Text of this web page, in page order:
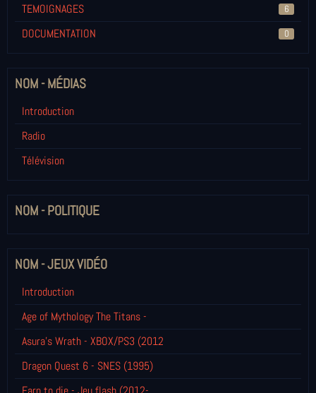
TEMOIGNAGES 6
DOCUMENTATION 0
NOM - MÉDIAS
Introduction
Radio
Télévision
NOM - POLITIQUE
NOM - JEUX VIDÉO
Introduction
Age of Mythology The Titans -
Asura's Wrath - XBOX/PS3 (2012
Dragon Quest 6 - SNES (1995)